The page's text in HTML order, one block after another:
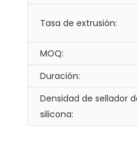
Tasa de extrusión:
MOQ:
Duración:
Densidad de sellador
silicona: